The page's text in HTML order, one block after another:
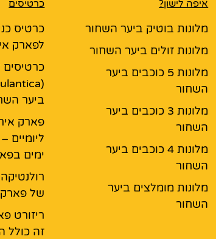
איפה לישון?
מלונות בוטיק ביער השחור
מלונות זולים ביער השחור
מלונות 5 כוכבים ביער
השחור
מלונות 3 כוכבים ביער
השחור
מלונות 4 כוכבים ביער
השחור
מלונות מומלצים ביער
השחור
כרטיסים
כרטיס
לפארק
כרטיסים
ביער
פארק
ימים
של פארק
ריזורט
זה כולל